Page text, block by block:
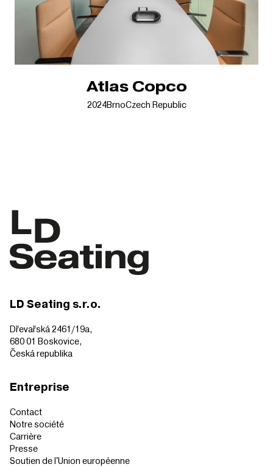
Atlas Copco
2024BrnoCzech Republic
LD Seating s.r.o.
Dřevařská 2461/19a,
680 01 Boskovice,
Česká republika
Entreprise
Contact
Notre société
Carrière
Presse
Soutien de l'Union européenne